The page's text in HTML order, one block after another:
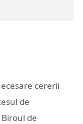
cererii
de
de